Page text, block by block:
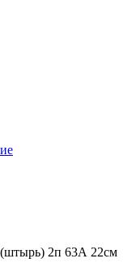
2п 63А 22см